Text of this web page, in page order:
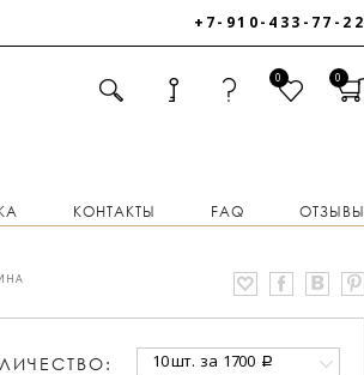
+7-910-433-77-22
0 0
КОНТАКТЫ FAQ ОТЗЫВЫ
10 шт. за 1700 a